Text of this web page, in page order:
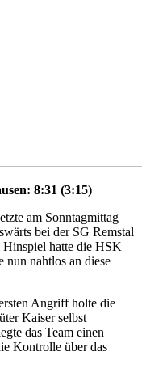
8:31 (3:15)
am Sonntagmittag
bei der SG Remstal
hatte die HSK
nahtlos an diese
Angriff holte die
Kaiser selbst
das Team einen
Kontrolle über das